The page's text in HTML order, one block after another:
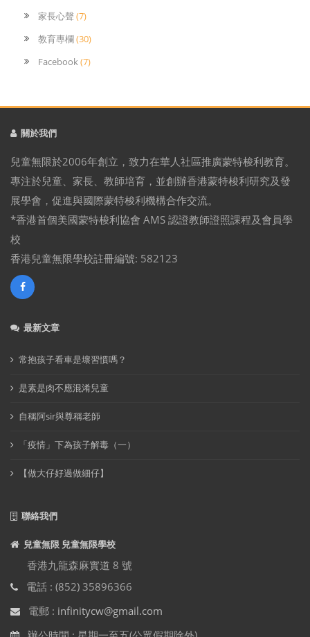
家長心聲 (7)
教育專欄(30)
Facebook(7)
關於我們
兒童無限於2006年創立，致力在華人社區推廣蒙特梭利教育。
專注於兒童、家長、教師培育，並創辦香港蒙特梭利研究及發
展學會，促進與國際蒙特梭利機構合作交流。
*香港首個美國蒙特梭利協會 AMS 認證教師證照課程及會員學
校
香港兒童無限學校註冊編號: 582123
最新文章
常抱孩子看車是壞習慣嗎？
是素是肉不應混淆兒童
自稱阿sir與尊稱老師
「疫情」下為孩子解毒（一）
【做大仔好過做細仔】
聯絡我們
兒童無限 兒童無限學校
香港九龍森麻實道 8 號
電話 : (852) 35896366
電郵 : infinitycw@gmail.com